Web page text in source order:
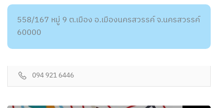
558/167 หมู่ 9 ต.เมือง อ.เมืองนครสวรรค์ จ.นครสวรรค์
60000
094 921 6446